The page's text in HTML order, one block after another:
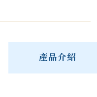
產品介紹